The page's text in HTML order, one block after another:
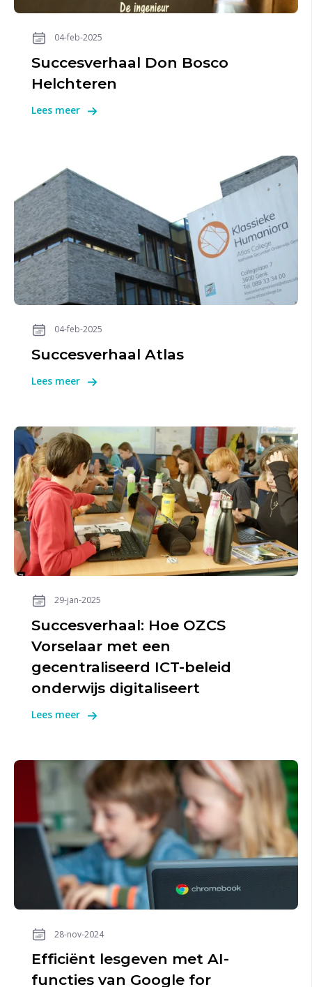
04-feb-2025
Succesverhaal Don Bosco
Helchteren
Lees meer
04-feb-2025
Succesverhaal Atlas
Lees meer
29-jan-2025
Succesverhaal: Hoe OZCS
Vorselaar met een
gecentraliseerd ICT-beleid
onderwijs digitaliseert
Lees meer
28-nov-2024
Efficiënt lesgeven met AI-
functies van Google for